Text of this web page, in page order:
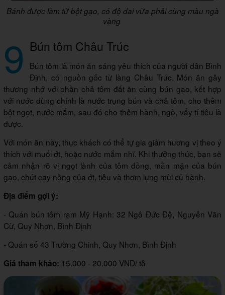
Bánh được làm từ bột gạo, có độ dai vừa phải cùng màu ngà
vàng
9 Bún tôm Châu Trúc
Bún tôm là món ăn sáng yêu thích của người dân Bình
Định, có nguồn gốc từ làng Châu Trúc. Món ăn gây
thương nhớ với phần chả tôm đất ăn cùng bún gạo, kết hợp
với nước dùng chính là nước trụng bún và chả tôm, cho thêm
bột ngọt, nước mắm, sau đó cho thêm hành, ngò, vẩy tí tiêu là
được.
Với món ăn này, thực khách có thể tự gia giảm hương vị theo ý
thích với muối ớt, hoặc nước mắm nhĩ. Khi thưởng thức, bạn sẽ
cảm nhận rõ vị ngọt lành của tôm đồng, mằn mặn của bún
gạo, chút cay nồng của ớt, tiêu và thơm lựng mùi củ hành.
Địa điểm gợi ý:
- Quán bún tôm rạm Mỹ Hạnh: 32 Ngô Đức Đệ, Nguyễn Văn
Cừ, Quy Nhơn, Bình Định
- Quán số 43 Trường Chinh, Quy Nhơn, Bình Định
Giá tham khảo: 15.000 - 20.000 VND/ tô